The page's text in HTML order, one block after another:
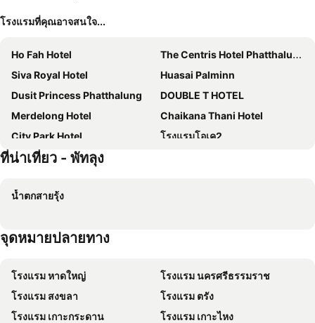
โรงแรมที่คุณอาจสนใจ...
Ho Fah Hotel
The Centris Hotel Phatthalung
Siva Royal Hotel
Huasai Palminn
Dusit Princess Phatthalung
DOUBLE T HOTEL
Merdelong Hotel
Chaikana Thani Hotel
City Park Hotel
โรงแรมโอเค2
Bed And Boat Aopayoon Resort
Le Noi Berry
Baan Tonlamphu Pakpra
ที่น่าเที่ยว - พัทลุง
น้ำตกสายรุ้ง
จุดหมายปลายทาง
โรงแรม หาดใหญ่
โรงแรม นครศรีธรรมราช
โรงแรม สงขลา
โรงแรม ตรัง
โรงแรม เกาะกระดาน
โรงแรม เกาะไหง